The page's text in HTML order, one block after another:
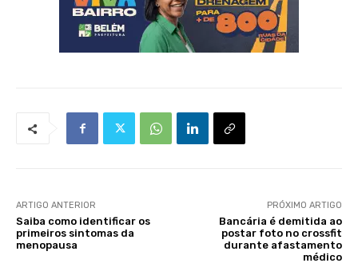
ARTIGO ANTERIOR
Saiba como identificar os
primeiros sintomas da
menopausa
PRÓXIMO ARTIGO
Bancária é demitida ao
postar foto no crossfit
durante afastamento
médico